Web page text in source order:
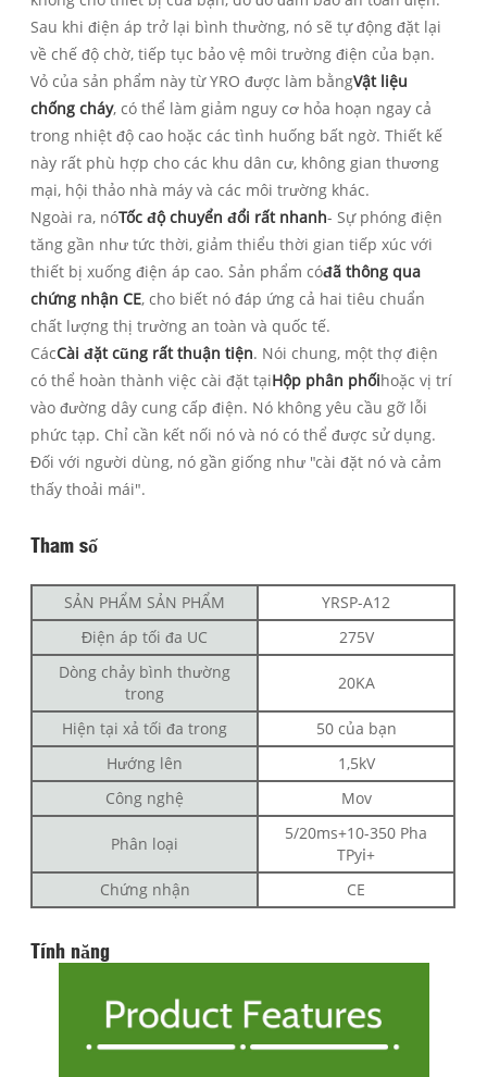
Sau khi điện áp trở lại bình thường, nó sẽ tự động đặt lại
về chế độ chờ, tiếp tục bảo vệ môi trường điện của bạn.
Vỏ của sản phẩm này từ YRO được làm bằngVật liệu
chống cháy, có thể làm giảm nguy cơ hỏa hoạn ngay cả
trong nhiệt độ cao hoặc các tình huống bất ngờ. Thiết kế
này rất phù hợp cho các khu dân cư, không gian thương
mại, hội thảo nhà máy và các môi trường khác.
Ngoài ra, nóTốc độ chuyển đổi rất nhanh- Sự phóng điện
tăng gần như tức thời, giảm thiểu thời gian tiếp xúc với
thiết bị xuống điện áp cao. Sản phẩm cóđã thông qua
chứng nhận CE, cho biết nó đáp ứng cả hai tiêu chuẩn
chất lượng thị trường an toàn và quốc tế.
CácCài đặt cũng rất thuận tiện. Nói chung, một thợ điện
có thể hoàn thành việc cài đặt tạiHộp phân phốihoặc vị trí
vào đường dây cung cấp điện. Nó không yêu cầu gỡ lỗi
phức tạp. Chỉ cần kết nối nó và nó có thể được sử dụng.
Đối với người dùng, nó gần giống như "cài đặt nó và cảm
thấy thoải mái".
Tham số
SẢN PHẨM SẢN PHẨM
YRSP-A12
Điện áp tối đa UC
275V
Dòng chảy bình thường
trong
20KA
Hiện tại xả tối đa trong
50 của bạn
Hướng lên
1,5kV
Công nghệ
Mov
Phân loại
5/20ms+10-350 Pha
TPyⅰ+
Chứng nhận
CE
Tính năng